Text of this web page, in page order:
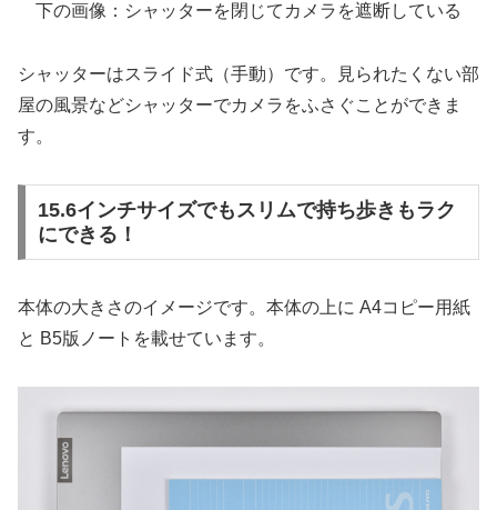
下の画像：シャッターを閉じてカメラを遮断している
シャッターはスライド式（手動）です。見られたくない部
屋の風景などシャッターでカメラをふさぐことができま
す。
15.6インチサイズでもスリムで持ち歩きもラク
にできる！
本体の大きさのイメージです。本体の上に A4コピー用紙
と B5版ノートを載せています。